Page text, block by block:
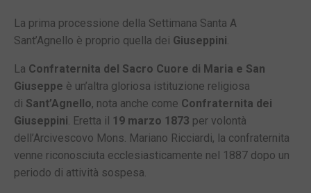
La prima processione della Settimana Santa A
Sant’Agnello è proprio quella dei Giuseppini.
La Confraternita del Sacro Cuore di Maria e San
Giuseppe è un’altra gloriosa istituzione religiosa
di Sant’Agnello, nota anche come Confraternita dei
Giuseppini. Eretta il 19 marzo 1873 per volontà
dell’Arcivescovo Mons. Mariano Ricciardi, la confraternita
venne riconosciuta ecclesiasticamente nel 1887 dopo un
periodo di attività sospesa.